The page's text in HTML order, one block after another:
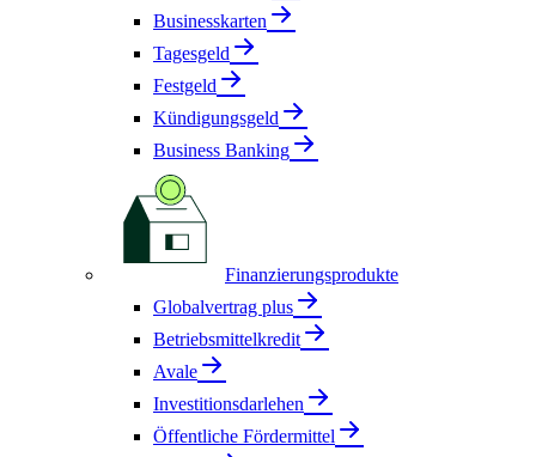
Businesskarten
Tagesgeld
Festgeld
Kündigungsgeld
Business Banking
Finanzierungsprodukte
Globalvertrag plus
Betriebsmittelkredit
Avale
Investitionsdarlehen
Öffentliche Fördermittel